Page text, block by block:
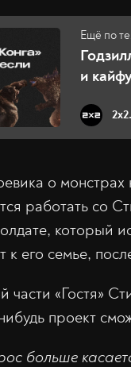
и
о
работать со
который
его семье,
«Гостя»
проект
больше